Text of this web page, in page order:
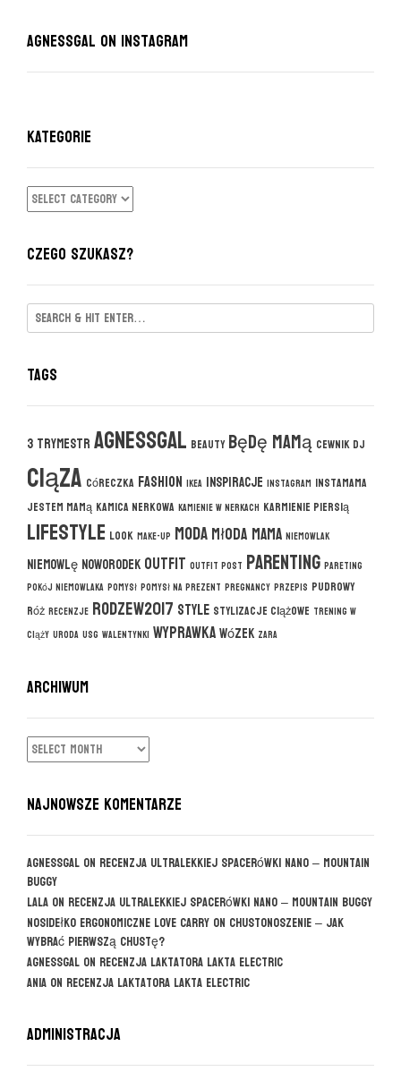
AgnessGal on Instagram
KATEGORIE
KATEGORIE
CZEGO SZUKASZ?
Tags
3 trymestragnessgal beauty będę mamą cewnik DJ
ciąza córeczka fashion ikea inspiracje instagram instamama
jestem mamą kamica nerkowa kamienie w nerkach karmienie piersią
lifestyle look make-up modamłoda mama niemowlak
niemowlęnoworodekoutfit outfit post parenting pareting
pokój niemowlaka pomysł pomysł na prezent pregnancy przepis pudrowy
róż recenzje rodzew2017 style stylizacje ciążowe trening w
ciąży uroda usg walentynki wyprawkawózek zara
ARCHIWUM
ARCHIWUM
NAJNOWSZE KOMENTARZE
agnessgal on Recenzja ultralekkiej spacerówki Nano – Mountain
Buggy
Lala on Recenzja ultralekkiej spacerówki Nano – Mountain Buggy
Nosidełko ergonomiczne Love Carry on CHUSTONOSZENIE – jak
wybrać pierwszą chustę?
agnessgal on Recenzja laktatora Lakta Electric
Ania on Recenzja laktatora Lakta Electric
Administracja